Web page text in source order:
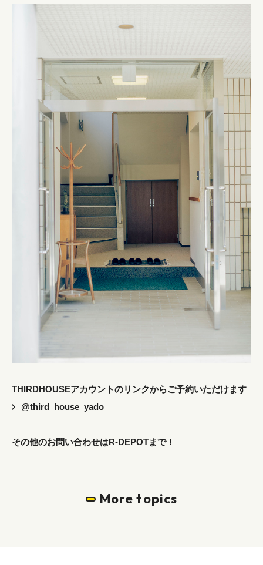
THIRDHOUSEアカウントのリンクからご予約いただけます
@third_house_yado
その他のお問い合わせはR-DEPOTまで！
More topics